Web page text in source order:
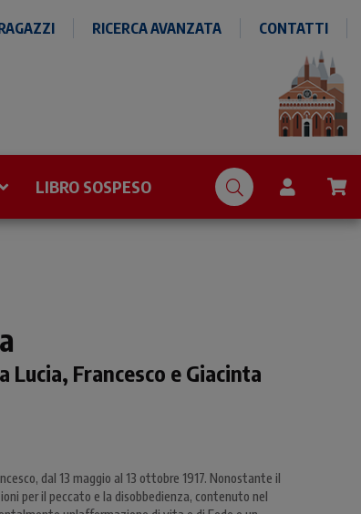
RICERCA AVANZATA CONTATTI
LIBRO SOSPESO
Francesco e Giacinta
dal 13 maggio al 13 ottobre 1917. Nonostante il
per il peccato e la disobbedienza, contenuto nel